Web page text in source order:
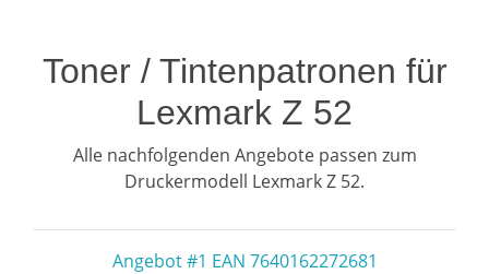
Toner / Tintenpatronen für
Lexmark Z 52
Alle nachfolgenden Angebote passen zum
Druckermodell Lexmark Z 52.
Angebot #1 EAN 7640162272681